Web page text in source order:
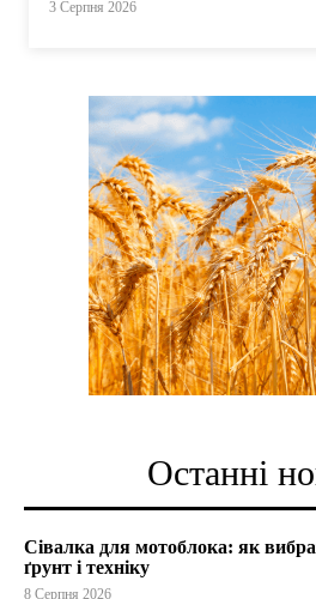
3 Серпня 2026
Останні
Сівалка для мотоблока: як
ґрунт і техніку
8 Серпня 2026